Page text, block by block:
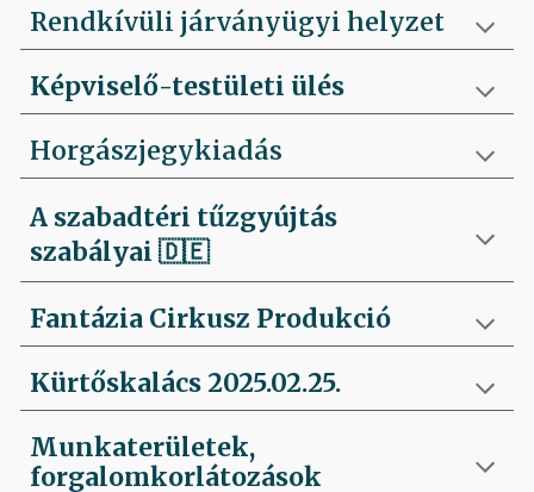
Rendkívüli járványügyi helyzet
Képviselő-testületi ülés
Horgászjegykiadás
A szabadtéri tűzgyújtás
szabályai 🇩🇪
Fantázia Cirkusz Produkció
Kürtőskalács 2025.02.25.
Munkaterületek,
forgalomkorlátozások